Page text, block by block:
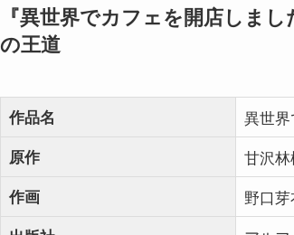
『異世界でカフェを開店しま
の王道
作品名 異世界
原作 甘沢林
作画 野口芽